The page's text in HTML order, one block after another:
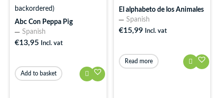
backordered)
Abc Con Peppa Pig
Spanish
€13,95 Incl. vat
Add to basket
El alphabeto de los Animales
Spanish
€15,99 Incl. vat
Read more